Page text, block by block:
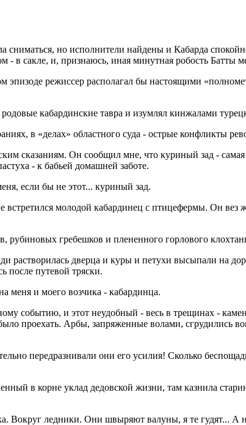
но исполнители найдены и Кабарда
в сакле, и, признаюсь, иная минутная робость Батты
эпизоде режиссер располагал бы настоящими
кабардинские тавра и изумлял кинжалами
в «делах» областного суда - острые конфликты
сказаниям. Он сообщил мне, что куриный зад - самая
- к бабьей домашней заботе.
если бы не этот... куриный зад.
молодой кабардинец с птицефермы. Он вез
рубиновых гребешков и плененного горлового
дверца и куры и петухи высыпали на
после путевой тряски.
меня и моего возчика - кабардинца.
событию, и этот неудобный - весь в трещинах -
проехать. Арбы, запряженные волами, сгрудились
передразнивали они его усилия! Сколько
в корне уклад дедовской жизни, там казнила
Вокруг ледники. Они швыряют валуны, я те гудят... А